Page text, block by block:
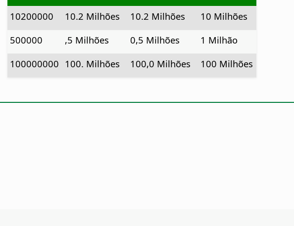
10200000
10.2 Milhões 10.2 Milhões
10 Milhões
500000
,5 Milhões 0,5 Milhões
1 Milhão
100000000 100. Milhões 100,0 Milhões 100 Milhões